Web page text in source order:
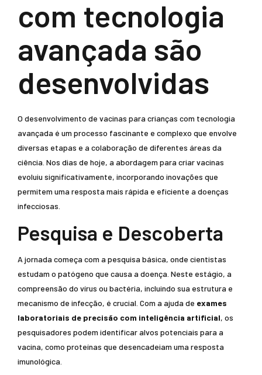
com tecnologia
avançada são
desenvolvidas
O desenvolvimento de vacinas para crianças com tecnologia
avançada é um processo fascinante e complexo que envolve
diversas etapas e a colaboração de diferentes áreas da
ciência. Nos dias de hoje, a abordagem para criar vacinas
evoluiu significativamente, incorporando inovações que
permitem uma resposta mais rápida e eficiente a doenças
infecciosas.
Pesquisa e Descoberta
A jornada começa com a pesquisa básica, onde cientistas
estudam o patógeno que causa a doença. Neste estágio, a
compreensão do vírus ou bactéria, incluindo sua estrutura e
mecanismo de infecção, é crucial. Com a ajuda de exames
laboratoriais de precisão com inteligência artificial, os
pesquisadores podem identificar alvos potenciais para a
vacina, como proteínas que desencadeiam uma resposta
imunológica.